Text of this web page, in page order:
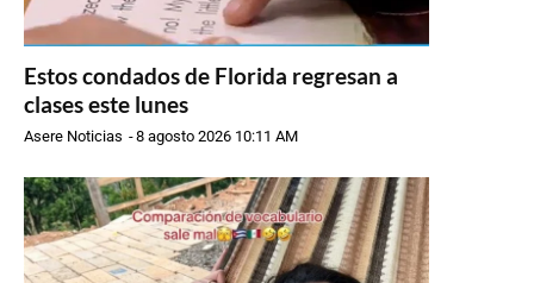
Estos condados de Florida regresan a
clases este lunes
Asere Noticias -8 agosto 2026 10:11 AM